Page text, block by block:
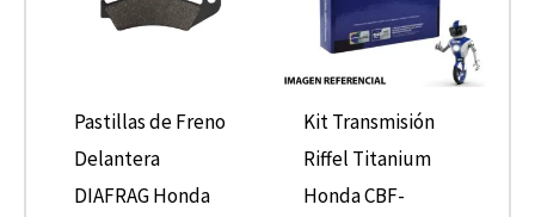
Pastillas de Freno
Delantera
DIAFRAG Honda
Kit Transmisión
Riffel Titanium
Honda CBF-